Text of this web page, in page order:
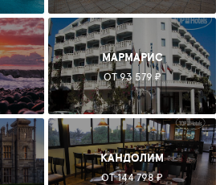
МАРМАРИС
ОТ 93 579 ₽
КАНДОЛИМ
ОТ 144 798 ₽